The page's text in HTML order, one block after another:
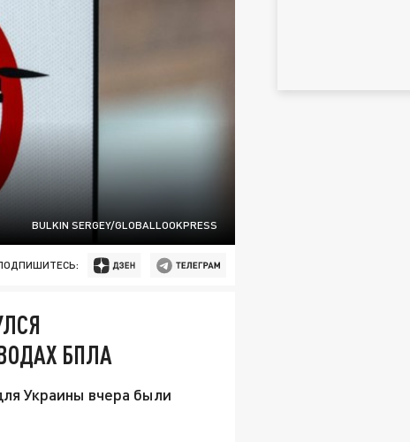
BULKIN SERGEY/GLOBALLOOKPRESS
БПЛА
Украины вчера были